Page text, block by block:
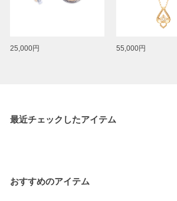
25,000円 55,000円
最近チェックしたアイテム
おすすめのアイテム